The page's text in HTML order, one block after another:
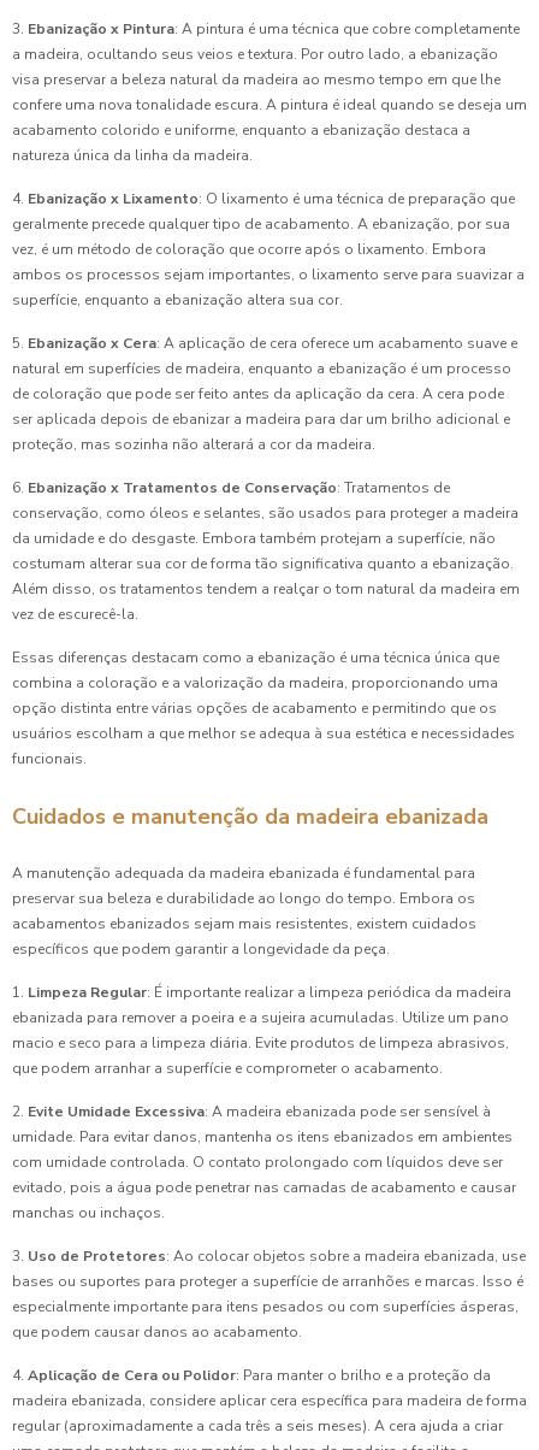
3. Ebanização x Pintura: A pintura é uma técnica que cobre completamente
a madeira, ocultando seus veios e textura. Por outro lado, a ebanização
visa preservar a beleza natural da madeira ao mesmo tempo em que lhe
confere uma nova tonalidade escura. A pintura é ideal quando se deseja um
acabamento colorido e uniforme, enquanto a ebanização destaca a
natureza única da linha da madeira.
4. Ebanização x Lixamento: O lixamento é uma técnica de preparação que
geralmente precede qualquer tipo de acabamento. A ebanização, por sua
vez, é um método de coloração que ocorre após o lixamento. Embora
ambos os processos sejam importantes, o lixamento serve para suavizar a
superfície, enquanto a ebanização altera sua cor.
5. Ebanização x Cera: A aplicação de cera oferece um acabamento suave e
natural em superfícies de madeira, enquanto a ebanização é um processo
de coloração que pode ser feito antes da aplicação da cera. A cera pode
ser aplicada depois de ebanizar a madeira para dar um brilho adicional e
proteção, mas sozinha não alterará a cor da madeira.
6. Ebanização x Tratamentos de Conservação: Tratamentos de
conservação, como óleos e selantes, são usados para proteger a madeira
da umidade e do desgaste. Embora também protejam a superfície, não
costumam alterar sua cor de forma tão significativa quanto a ebanização.
Além disso, os tratamentos tendem a realçar o tom natural da madeira em
vez de escurecê-la.
Essas diferenças destacam como a ebanização é uma técnica única que
combina a coloração e a valorização da madeira, proporcionando uma
opção distinta entre várias opções de acabamento e permitindo que os
usuários escolham a que melhor se adequa à sua estética e necessidades
funcionais.
Cuidados e manutenção da madeira ebanizada
A manutenção adequada da madeira ebanizada é fundamental para
preservar sua beleza e durabilidade ao longo do tempo. Embora os
acabamentos ebanizados sejam mais resistentes, existem cuidados
específicos que podem garantir a longevidade da peça.
1. Limpeza Regular: É importante realizar a limpeza periódica da madeira
ebanizada para remover a poeira e a sujeira acumuladas. Utilize um pano
macio e seco para a limpeza diária. Evite produtos de limpeza abrasivos,
que podem arranhar a superfície e comprometer o acabamento.
2. Evite Umidade Excessiva: A madeira ebanizada pode ser sensível à
umidade. Para evitar danos, mantenha os itens ebanizados em ambientes
com umidade controlada. O contato prolongado com líquidos deve ser
evitado, pois a água pode penetrar nas camadas de acabamento e causar
manchas ou inchaços.
3. Uso de Protetores: Ao colocar objetos sobre a madeira ebanizada, use
bases ou suportes para proteger a superfície de arranhões e marcas. Isso é
especialmente importante para itens pesados ou com superfícies ásperas,
que podem causar danos ao acabamento.
4. Aplicação de Cera ou Polidor: Para manter o brilho e a proteção da
madeira ebanizada, considere aplicar cera específica para madeira de forma
regular (aproximadamente a cada três a seis meses). A cera ajuda a criar